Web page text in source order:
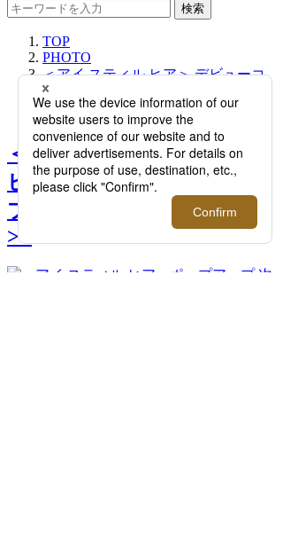
検索
TOP
PHOTO
＜アイ スティル ヒア＞ デビューコ
レクション ポップアップ【伊勢丹新
宿店】
＜アイ スティル ヒア＞ デ
ビューコレクション ポッ
プアップ【伊勢丹新宿店】
>>
次